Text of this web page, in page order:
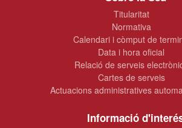
Titularitat
Normativa
Calendari i còmput de
Data i hora oficial
Relació de serveis
Cartes de serveis
Actuacions administratives
Informació